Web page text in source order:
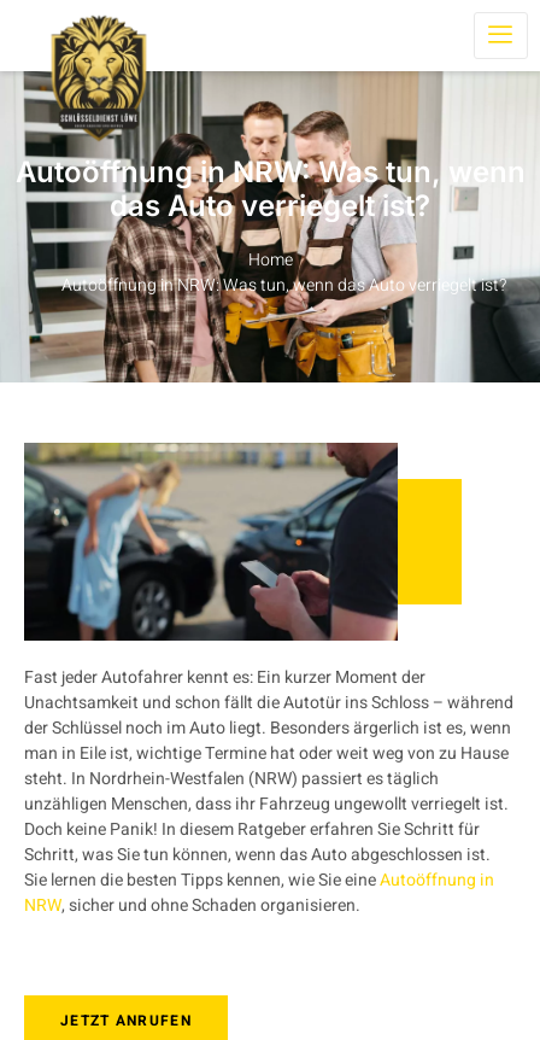
Autoöffnung in NRW: Was tun, wenn
das Auto verriegelt ist?
Home
Autoöffnung in NRW: Was tun, wenn das Auto verriegelt ist?
Fast jeder Autofahrer kennt es: Ein kurzer Moment der
Unachtsamkeit und schon fällt die Autotür ins Schloss – während
der Schlüssel noch im Auto liegt. Besonders ärgerlich ist es, wenn
man in Eile ist, wichtige Termine hat oder weit weg von zu Hause
steht. In Nordrhein-Westfalen (NRW) passiert es täglich
unzähligen Menschen, dass ihr Fahrzeug ungewollt verriegelt ist.
Doch keine Panik! In diesem Ratgeber erfahren Sie Schritt für
Schritt, was Sie tun können, wenn das Auto abgeschlossen ist.
Sie lernen die besten Tipps kennen, wie Sie eineAutoöffnung in
NRW, sicher und ohne Schaden organisieren.
JETZT ANRUFEN